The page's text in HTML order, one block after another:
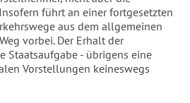
führt an einer fortgesetzten
aus dem allgemeinen
vorbei. Der Erhalt der
Staatsaufgabe - übrigens eine
Vorstellungen keineswegs